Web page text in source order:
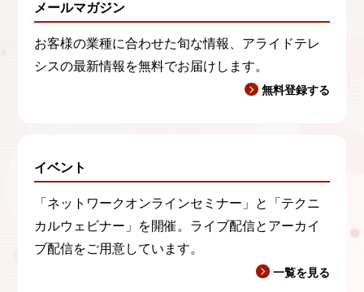
メールマガジン
お客様の業種に合わせた旬な情報、アライドテレ
シスの最新情報を無料でお届けします。
無料登録する
イベント
「ネットワークオンラインセミナー」と「テクニ
カルウェビナー」を開催。ライブ配信とアーカイ
ブ配信をご用意しています。
一覧を見る